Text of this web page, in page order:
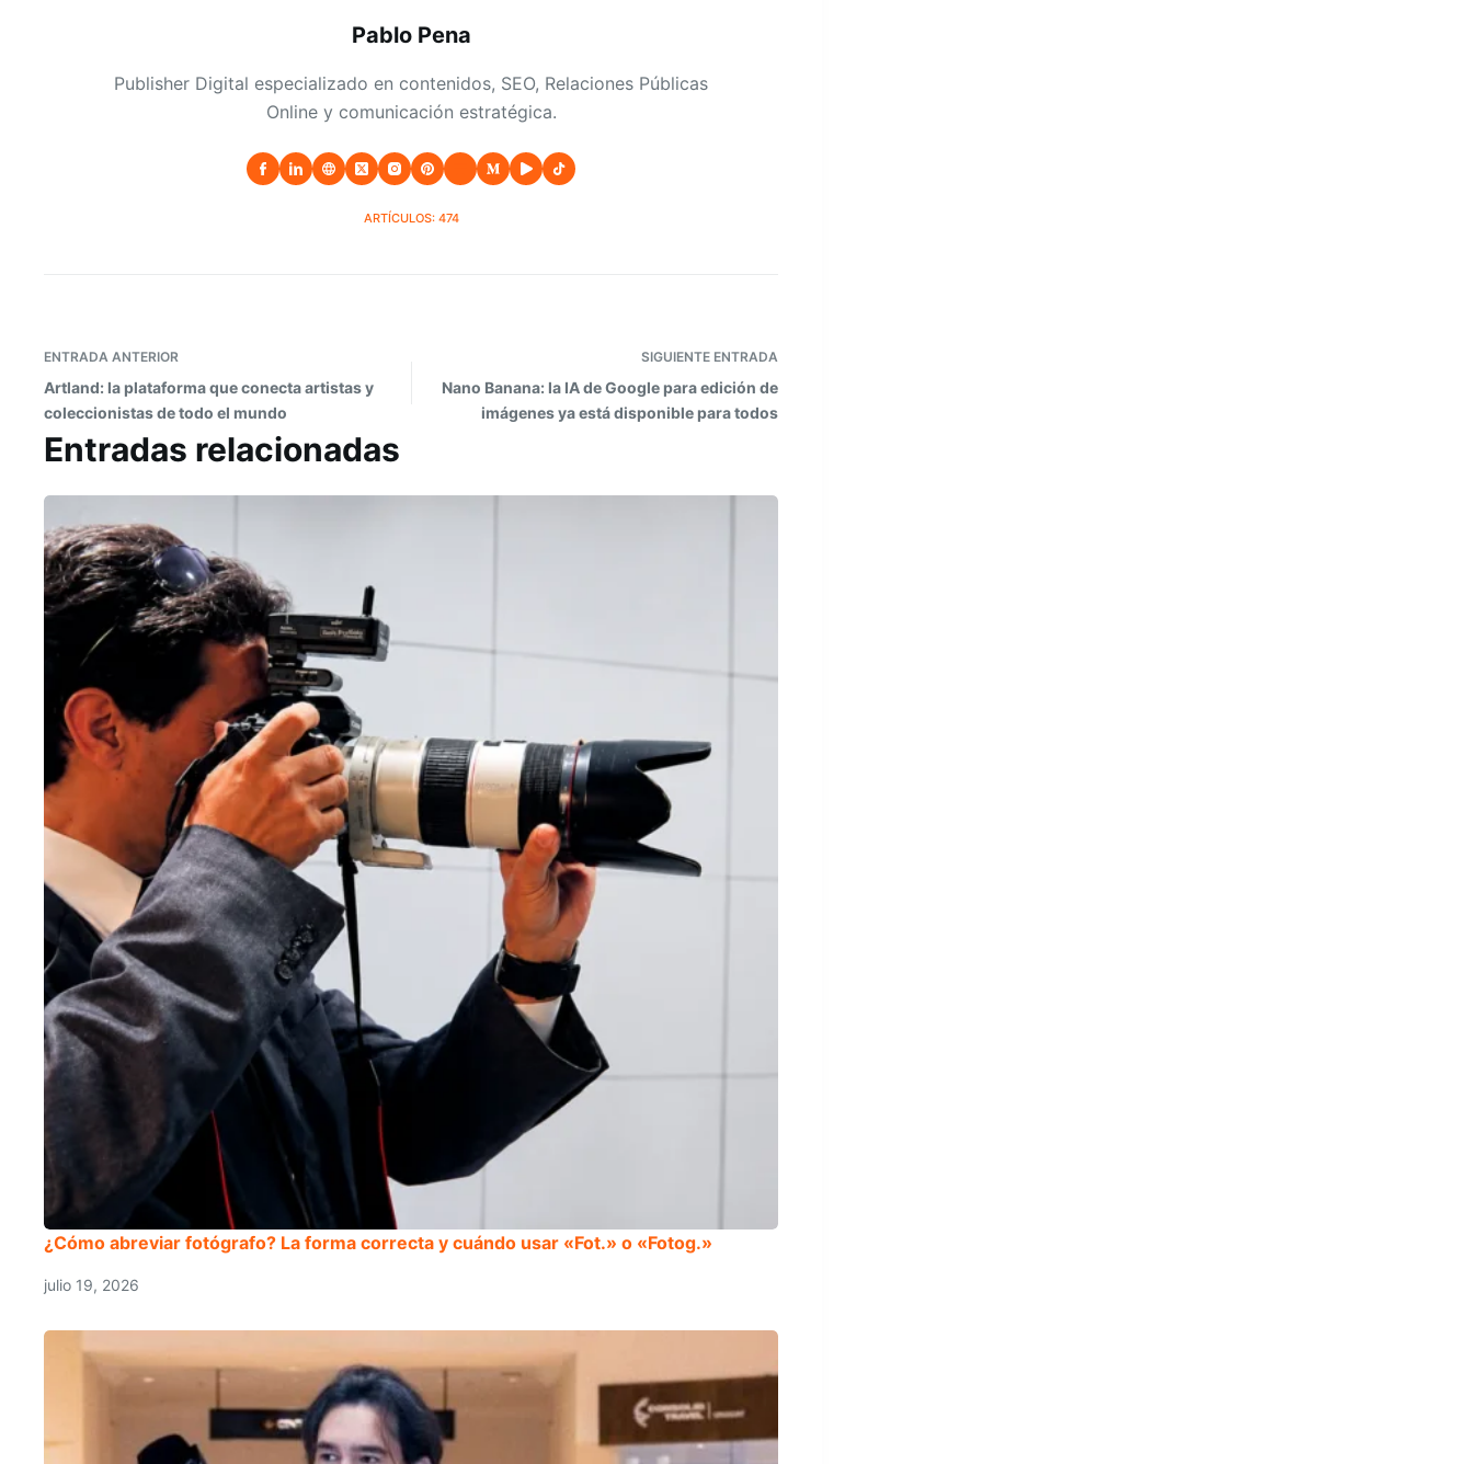
Pablo Pena
Publisher Digital especializado en contenidos, SEO, Relaciones Públicas
Online y comunicación estratégica.
ARTÍCULOS: 474
ENTRADA ANTERIOR
Artland: la plataforma que conecta artistas y
coleccionistas de todo el mundo
SIGUIENTE ENTRADA
Nano Banana: la IA de Google para edición de
imágenes ya está disponible para todos
Entradas relacionadas
¿Cómo abreviar fotógrafo? La forma correcta y cuándo usar «Fot.» o «Fotog.»
julio 19, 2026